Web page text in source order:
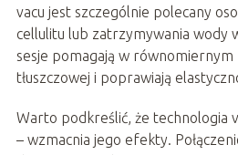
vacu jest szczególnie polecany
cellulitu lub zatrzymywania wody
sesje pomagają w równomiernym
tłuszczowej i poprawiają
Warto podkreślić, że technologia
– wzmacnia jego efekty.